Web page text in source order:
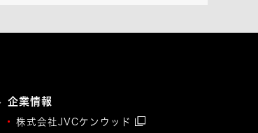
企業情報
株式会社JVCケンウッド